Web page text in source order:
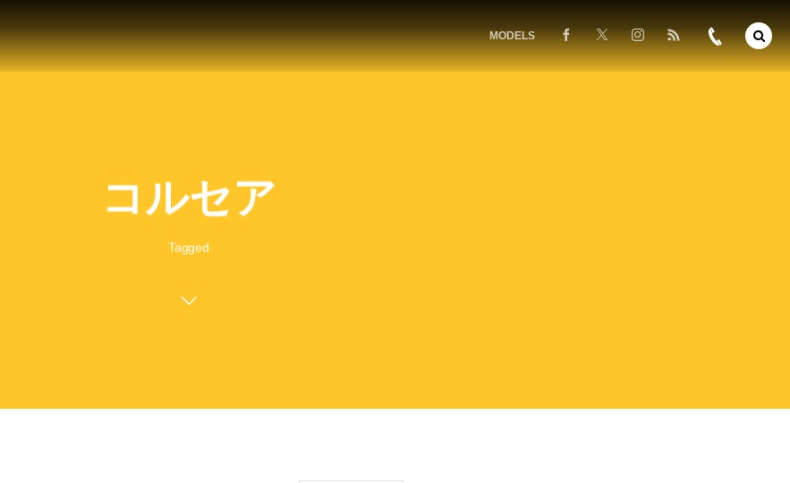
MODELS
コルセア
Tagged